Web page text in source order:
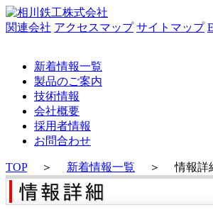
関連会社 アクセスマップ サイトマップ
新着情報一覧
製品のご案内
技術情報
会社概要
採用者情報
お問合わせ
TOP＞ 新着情報一覧 ＞情報詳